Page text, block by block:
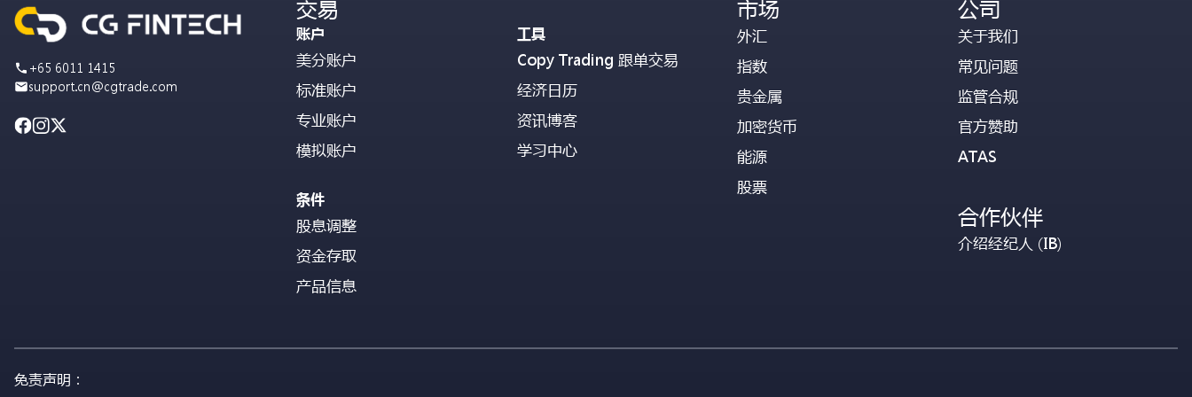
+65 6011 1415
support.cn@cgtrade.com
交易
账户
美分账户
标准账户
专业账户
模拟账户
条件
股息调整
资金存取
产品信息
工具
Copy Trading 跟单交易
经济日历
资讯博客
学习中心
市场
外汇
指数
贵金属
加密货币
能源
股票
公司
关于我们
常见问题
监管合规
官方赞助
ATAS
合作伙伴
介绍经纪人 (IB)
免责声明：